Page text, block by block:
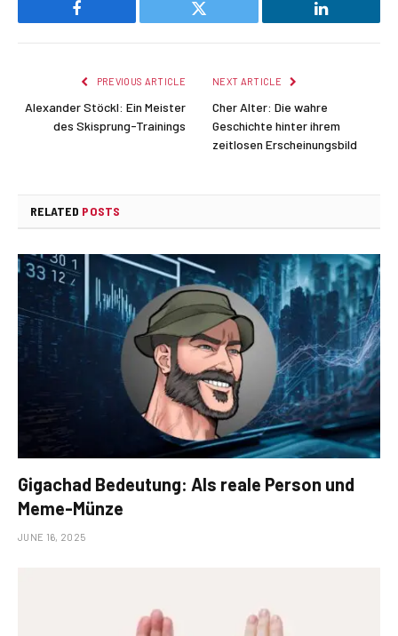
Facebook Twitter LinkedIn
PREVIOUS ARTICLE
Alexander Stöckl: Ein Meister
des Skisprung-Trainings
NEXT ARTICLE
Cher Alter: Die wahre
Geschichte hinter ihrem
zeitlosen Erscheinungsbild
RELATED POSTS
Gigachad Bedeutung: Als reale Person und
Meme-Münze
JUNE 16, 2025